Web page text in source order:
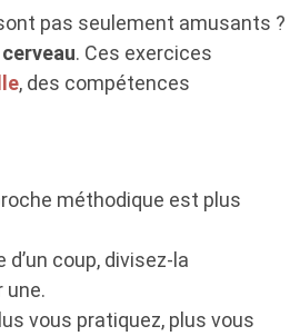
pas seulement amusants ?
cerveau. Ces exercices
, des compétences
méthodique est plus
coup, divisez-la
une.
vous pratiquez, plus vous